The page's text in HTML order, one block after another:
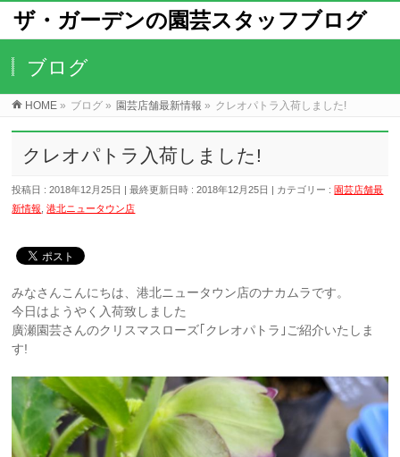
ザ・ガーデンの園芸スタッフブログ
ブログ
HOME » ブログ » 園芸店舗最新情報 » クレオパトラ入荷しました!
クレオパトラ入荷しました!
投稿日 : 2018年12月25日 最終更新日時 : 2018年12月25日 カテゴリー :園芸店舗最
新情報 ,港北ニュータウン店
みなさんこんにちは、港北ニュータウン店のナカムラです。
今日はようやく入荷致しました
廣瀬園芸さんのクリスマスローズ｢クレオパトラ｣ご紹介いたしま
す!